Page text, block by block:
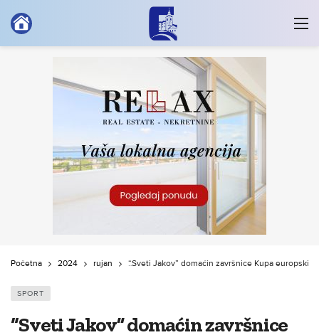
Početna 2024 rujan “Sveti Jakov” domaćin završnice Kupa europskih
SPORT
“Sveti Jakov” domaćin završnice